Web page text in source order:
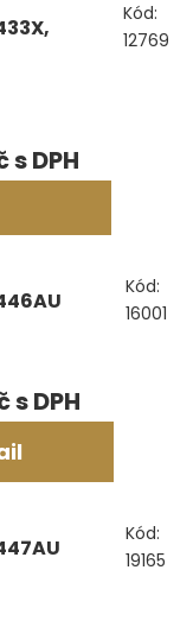
Kód:
12769
Kód:
16001
Kód:
19165